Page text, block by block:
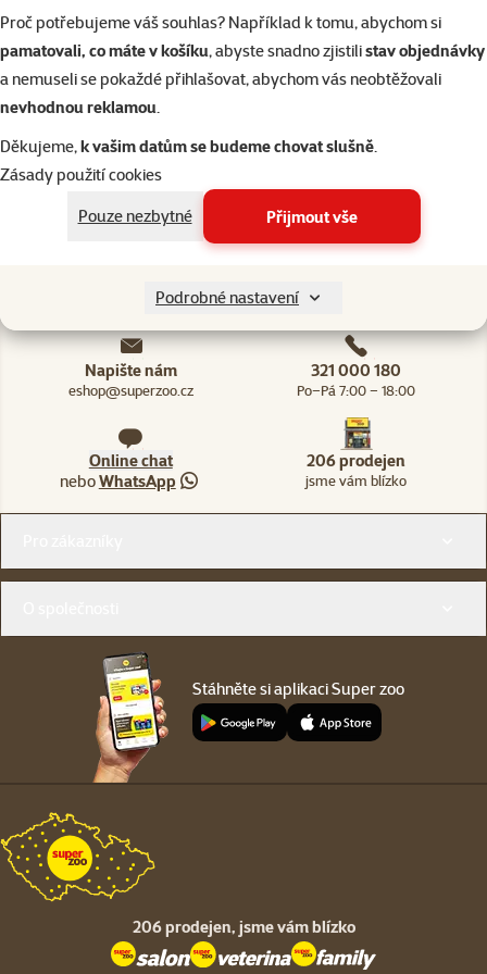
Proč potřebujeme váš souhlas? Například k tomu, abychom si
pamatovali, co máte v košíku, abyste snadno zjistilistav objednávky
a nemuseli se pokaždé přihlašovat, abychom vás neobtěžovali
nevhodnou reklamou.
Děkujeme,k vašim datům se budeme chovat slušně.
Zásady použití cookies
Pouze nezbytné
Přijmout vše
Podrobné nastavení
kočky
Původní cena
98 Kč
Cena
69 Kč
Sleva
-29 %
💥 Výprodej
Skladem
Napište nám
eshop@superzoo.cz
321 000 180
Po–Pá 7:00 – 18:00
Online chat
neboWhatsApp
206 prodejen
jsme vám blízko
Stáhněte si aplikaci Super zoo
206 prodejen, jsme vám blízko